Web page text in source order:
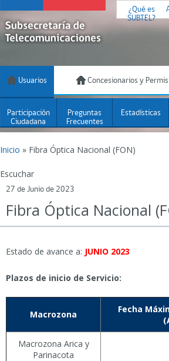
¿Qué es
SUBTEL?
Usuarios Concesionarios y
Participación
Ciudadana
Preguntas
Frecuentes
Estadísticas
Inicio » Fibra Óptica Nacional (FON)
Escuchar
27 de Junio de 2023
Fibra Óptica Nacional
Estado de avance a: JUNIO 2023
Plazos de inicio de Servicio:
Macrozona
Fecha
Macrozona Arica y
Parinacota